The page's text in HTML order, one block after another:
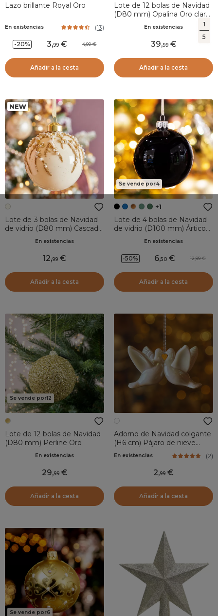
1
5
Lazo brillante Royal Oro
En existencias (13)
-20% 3,99 4,99
Añadir a la cesta
Lote de 12 bolas de Navidad
(D80 mm) Opalina Oro claro
En existencias
39,99
Añadir a la cesta
Lote de 3 bolas de Navidad
de vidrio (D80 mm) Cascada
de perlas Blanco marfil
En existencias
12,99
Añadir a la cesta
Se vende por4
+1
Lote de 4 bolas de Navidad
de vidrio (D100 mm) Ártico
brillante NegroEn existencias
-50% 6,50 12,99
Añadir a la cesta
Se vende por12
Lote de 12 bolas de Navidad
(D80 mm) Perline Oro
En existencias
29,99
Añadir a la cesta
Adorno de Navidad colgante
(H6 cm) Pájaro de nieve
Blanco nacarado
En existencias (2)
2,99
Añadir a la cesta
Se vende por6